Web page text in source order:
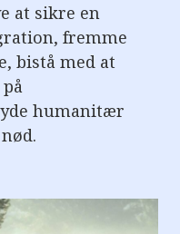
at sikre en
fremme
bistå med at
humanitær